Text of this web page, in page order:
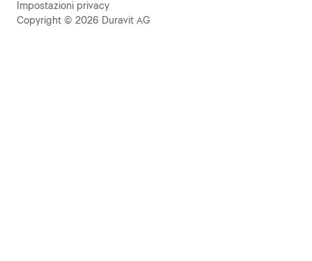
Impostazioni privacy
Copyright © 2026 Duravit AG